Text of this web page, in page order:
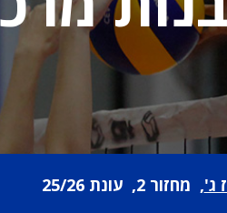
ג', מחזור 2, עונת 25/26